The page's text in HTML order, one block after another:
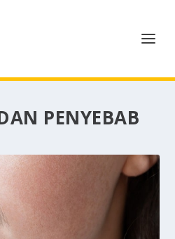
PENYEBAB